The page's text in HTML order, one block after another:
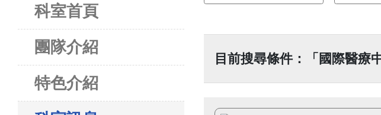
科室首頁
團隊介紹
特色介紹
目前搜尋條件：「國際醫療